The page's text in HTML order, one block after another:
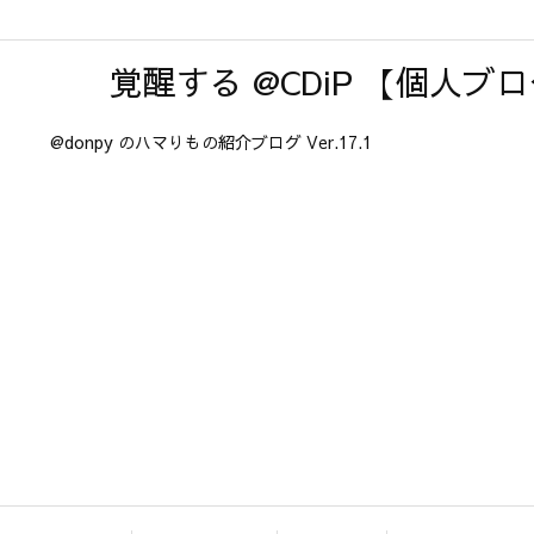
覚醒する @CDiP 【個人ブ
@donpy のハマりもの紹介ブログ Ver.17.1